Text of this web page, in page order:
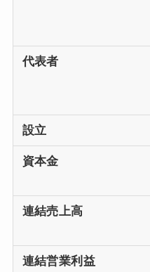
代表者
設立
資本金
連結売上高
連結営業利益